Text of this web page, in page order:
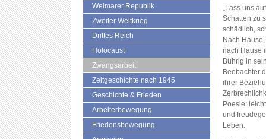
Weimarer Republik
Zweiter Weltkrieg
Drittes Reich
Holocaust
Zwangsarbeit
Zeitgeschichte nach 1945
Geschichte & Frieden
Arbeiterbewegung
Friedensbewegung
„Lass uns
Schatten zu
schädlich,
Nach
nach Hause
Bührig in
Beobachter
ihrer
Poesie:
und
Leben.